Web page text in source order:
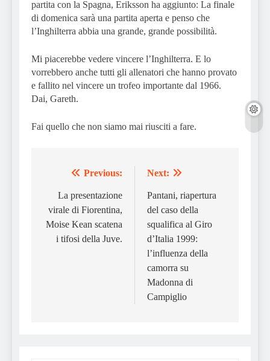
partita con la Spagna, Eriksson ha aggiunto: La finale
di domenica sarà una partita aperta e penso che
l’Inghilterra abbia una grande, grande possibilità.
Mi piacerebbe vedere vincere l’Inghilterra. E lo
vorrebbero anche tutti gli allenatori che hanno provato
e fallito nel vincere un trofeo importante dal 1966.
Dai, Gareth.
Fai quello che non siamo mai riusciti a fare.
navigation
Previous:
La presentazione
virale di Fiorentina,
Moise Kean scatena
i tifosi della Juve.
Next:
Pantani, riapertura
del caso della
squalifica al Giro
d’Italia 1999:
l’influenza della
camorra su
Madonna di
Campiglio